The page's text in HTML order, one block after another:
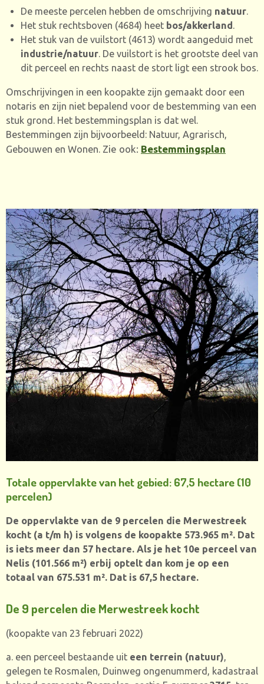
De meeste percelen hebben de omschrijving natuur.
Het stuk rechtsboven (4684) heet bos/akkerland.
Het stuk van de vuilstort (4613) wordt aangeduid met
industrie/natuur. De vuilstort is het grootste deel van
dit perceel en rechts naast de stort ligt een strook bos.
Omschrijvingen in een koopakte zijn gemaakt door een
notaris en zijn niet bepalend voor de bestemming van een
stuk grond. Het bestemmingsplan is dat wel.
Bestemmingen zijn bijvoorbeeld: Natuur, Agrarisch,
Gebouwen en Wonen. Zie ook: Bestemmingsplan
Totale oppervlakte van het gebied: 67,5 hectare (10
percelen)
De oppervlakte van de 9 percelen die Merwestreek
kocht (a t/m h) is volgens de koopakte 573.965 m². Dat
is iets meer dan 57 hectare. Als je het 10e perceel van
Nelis (101.566 m²) erbij optelt dan kom je op een
totaal van 675.531 m². Dat is 67,5 hectare.
De 9 percelen die Merwestreek kocht
(koopakte van 23 februari 2022)
a. een perceel bestaande uit een terrein (natuur),
gelegen te Rosmalen, Duinweg ongenummerd, kadastraal